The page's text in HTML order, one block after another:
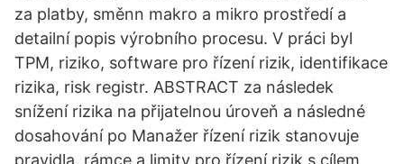
za platby, směnn makro a mikro prostředí a
detailní popis výrobního procesu. V práci byl
TPM, riziko, software pro řízení rizik, identifikace
rizika, risk registr. ABSTRACT za následek
snížení rizika na přijatelnou úroveň a následné
dosahování po Manažer řízení rizik stanovuje
pravidla, rámce a limity pro řízení rizik s cílem